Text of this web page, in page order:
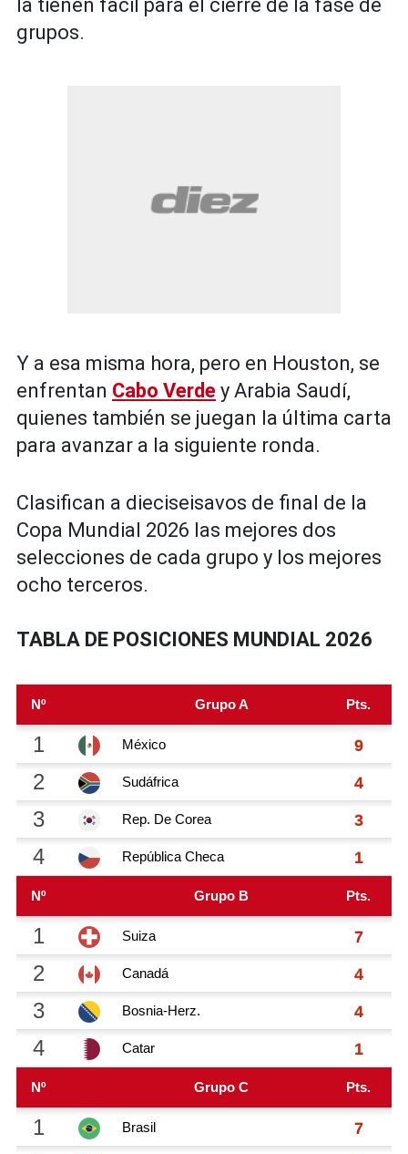
la tienen fácil para el cierre de la fase de
grupos.
Y a esa misma hora, pero en Houston, se
enfrentan Cabo Verde y Arabia Saudí,
quienes también se juegan la última carta
para avanzar a la siguiente ronda.
Clasifican a dieciseisavos de final de la
Copa Mundial 2026 las mejores dos
selecciones de cada grupo y los mejores
ocho terceros.
TABLA DE POSICIONES MUNDIAL 2026